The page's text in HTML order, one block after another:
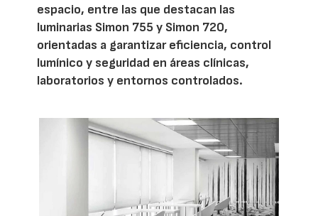
espacio, entre las que destacan las
luminarias Simon 755 y Simon 720,
orientadas a garantizar eficiencia, control
lumínico y seguridad en áreas clínicas,
laboratorios y entornos controlados.